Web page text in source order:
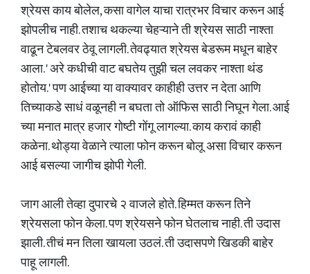
श्रेयस काय बोलेल, कसा वागेल याचा रात्रभर विचार करून आई
झोपलीच नाही. तशाच थकल्या चेहऱ्याने ती श्रेयस साठी नाश्ता
वाढून टेबलवर ठेवू लागली. तेवढ्यात श्रेयस बेडरूम मधून बाहेर
आला. ' अरे कधीची वाट बघतेय तुझी चल लवकर नाश्ता थंड
होतोय.' पण आईच्या या वाक्यावर काहीही उत्तर न देता आणि
तिच्याकडे साधं वळूनही न बघता तो ऑफिस साठी निघून गेला. आई
च्या मनात मात्र हजार गोष्टी गोंगू लागल्या. काय करावं काही
कळेना. थोड्या वेळाने त्याला फोन करून बोलू असा विचार करून
आई बसल्या जागीच झोपी गेली.
जाग आली तेव्हा दुपारचे २ वाजले होते. हिम्मत करून तिने
श्रेयसला फोन केला. पण श्रेयसने फोन घेतलाच नाही. ती उदास
झाली. तीचं मन तिला खायला उठलं. ती उदासपणे खिडकी बाहेर
पाहू लागली.